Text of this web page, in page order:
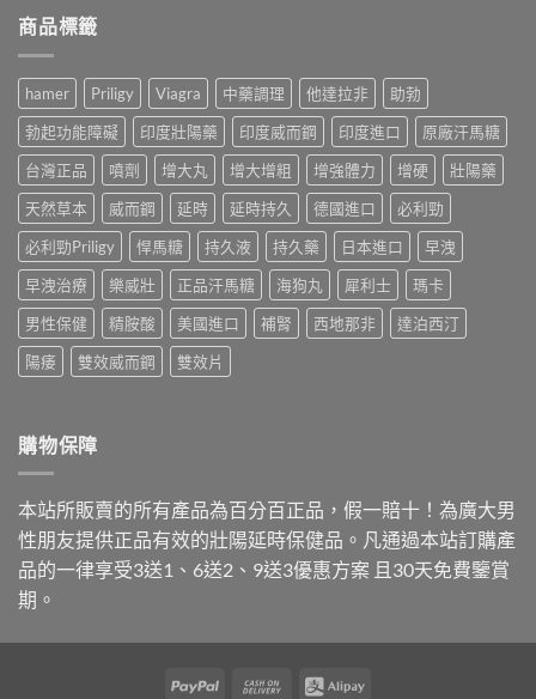
5
持
久
液，
第
一
次
買
不
踩
雷〉
中
PEDT
題
教
你
判
斷，
別
再
自
己
嚇
自
己〉
中
頻
師
親
身
經
驗
拆
解
假
貨
手
法，
教
你
4
招
到
中
藥
推
ptt：
師
親
測
比
較
威
而
鋼、
犀
利
士、
必
利
效
種
最
適
合
商品標籤
hamer Priligy Viagra 中藥調理 他達拉非
助勃
勃起功能障礙
印度壯陽藥 印度威而鋼 印度進口
原廠汗馬糖
台灣正品
噴劑 增大丸 增大增粗 增強體力 增硬
壯陽藥
天然草本
威而鋼 延時 延時持久 德國進口
必利勁
必利勁Priligy
悍馬糖 持久液 持久藥 日本進口
早洩
早洩治療
樂威壯 正品汗馬糖 海狗丸 犀利士
瑪卡
男性保健
精胺酸 美國進口 補腎 西地那非
達泊西汀
陽痿
雙效威而鋼 雙效片
購物保障
本站所販賣的所有產品為百分百正品，假一賠十！為廣大男
性朋友提供正品有效的壯陽延時保健品。凡通過本站訂購產
品的一律享受3送1、6送2、9送3優惠方案 且30天免費鑒賞
期。
PayPal Cash Alipay